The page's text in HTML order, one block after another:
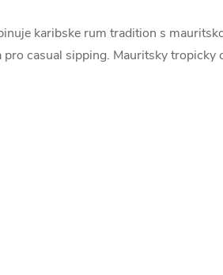
karibske rum tradition s
casual sipping. Mauritsky tropicky